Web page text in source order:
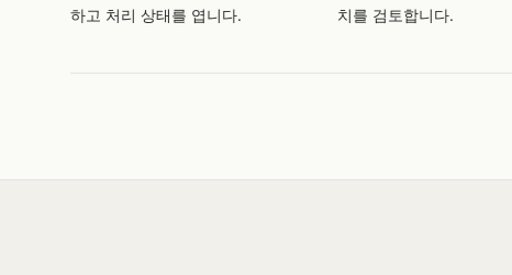
하고 처리 상태를 엽니다.
치를 검토합니다.